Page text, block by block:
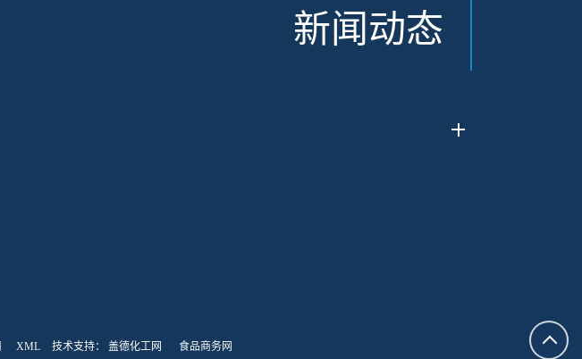
新闻动态
XML 技术支持： 盖德化工网 食品商务网